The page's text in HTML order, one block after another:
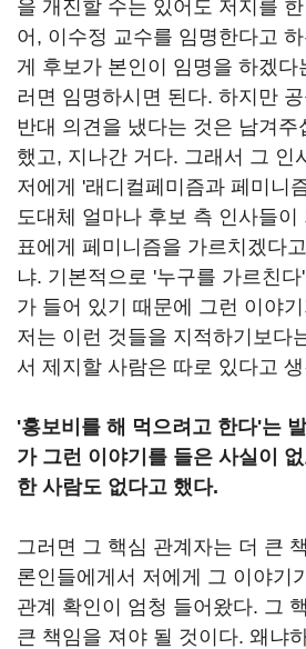
을 개진할 수는 있어도 저지를
어, 이수정 교수를 임명한다고
게 후보가 본인이 임명을 하겠다
러면 임명하시면 된다. 하지만
반대 의견을 냈다는 것은 남겨주
했고, 지나간 거다. 그래서 그 인
저에게 '래디컬페미즘과 페미니
도대체 얼마나 후보 측 인사들이
표에게 페미니즘을 가르치겠다
냐. 기본적으로 '누구를 가르친다
가 들어 있기 때문에 그런 이야
저는 이런 것들을 지적하기보다
서 제지할 사람은 따로 있다고
'홍보비를 해 먹으려고 한다'는
가 그런 이야기를 들은 사실이
한 사람도 없다고 했다.
그러면 그 핵심 관계자는 더 큰
론인들에게서 저에게 그 이야기
관계 확인이 엄청 들어왔다. 그
큰 책임을 져야 될 것이다. 왜냐